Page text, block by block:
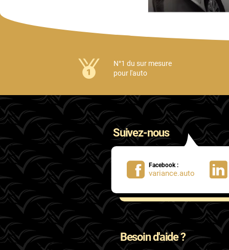
la pose d'un sticker. Au top
N°1 du sur mesure
pour l'auto
Suivez-nous
Facebook :
variance.auto
Besoin d'aide ?